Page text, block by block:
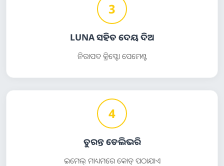
3
LUNA ସହିତ ଦେୟ ଦିଅ
ନିରାପଦ କ୍ରିପ୍ଟୋ ପେମେଣ୍ଟ
4
ତୁରନ୍ତ ଡେଲିଭରି
ଇମେଲ୍ ମାଧ୍ୟମରେ କୋଡ୍ ପଠାଯାଏ